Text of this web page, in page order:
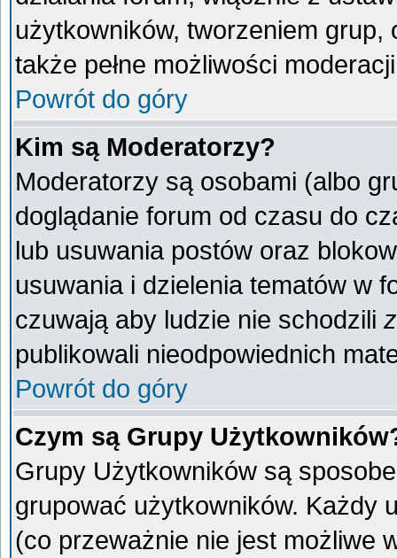
użytkowników, tworzeniem
także pełne możliwości
Powrót do góry
Kim są Moderatorzy?
Moderatorzy są osobami (albo
doglądanie forum od czasu do
lub usuwania postów oraz
usuwania i dzielenia tematów w
czuwają aby ludzie nie schodzili
publikowali nieodpowiednich
Powrót do góry
Czym są Grupy
Grupy Użytkowników są
grupować użytkowników. Każdy
(co przeważnie nie jest możliwe